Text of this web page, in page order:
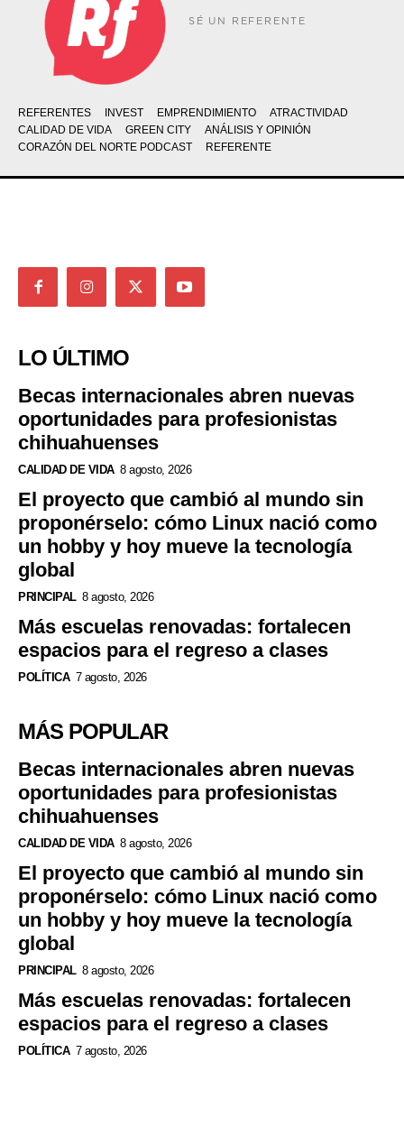
SÉ UN REFERENTE
REFERENTES INVEST EMPRENDIMIENTO
ATRACTIVIDAD
CALIDAD DE VIDA
GREEN CITY
ANÁLISIS Y OPINIÓN
CORAZÓN DEL NORTE PODCAST
REFERENTE
LO ÚLTIMO
Becas internacionales abren nuevas
oportunidades para profesionistas
chihuahuenses
CALIDAD DE VIDA 8 agosto, 2026
El proyecto que cambió al mundo sin
proponérselo: cómo Linux nació como
un hobby y hoy mueve la tecnología
global
PRINCIPAL 8 agosto, 2026
Más escuelas renovadas: fortalecen
espacios para el regreso a clases
POLÍTICA 7 agosto, 2026
MÁS POPULAR
Becas internacionales abren nuevas
oportunidades para profesionistas
chihuahuenses
CALIDAD DE VIDA 8 agosto, 2026
El proyecto que cambió al mundo sin
proponérselo: cómo Linux nació como
un hobby y hoy mueve la tecnología
global
PRINCIPAL 8 agosto, 2026
Más escuelas renovadas: fortalecen
espacios para el regreso a clases
POLÍTICA 7 agosto, 2026